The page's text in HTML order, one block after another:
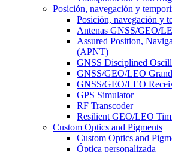
Posición, navegación y
Posición, navegación y
Antenas GNSS/GEO/
Assured Position,
(APNT)
GNSS Disciplined
GNSS/GEO/LEO
GNSS/GEO/LEO
GPS Simulator
RF Transcoder
Resilient GEO/LEO
Custom Optics and Pigments
Custom Optics and
Óptica personalizada